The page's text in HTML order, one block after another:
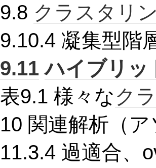
9.8 クラスタリ
9.10.4 凝集型階
9.11 ハイブリッ
表9.1 様々なク
10 関連解析（
11.3.4 過適合、